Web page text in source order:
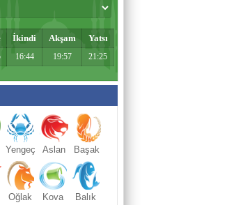
İkindi Akşam Yatsı
16:44 19:57 21:25
Yengeç Aslan Başak
Oğlak Kova Balık